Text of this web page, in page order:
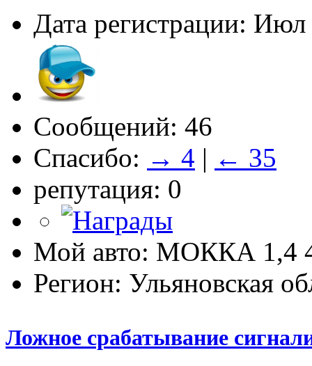
Дата регистрации:
Сообщений: 46
Спасибо: → 4 | ← 35
репутация: 0
Мой авто: МОККА 1,4
Регион: Ульяновская
Ложное срабатывание